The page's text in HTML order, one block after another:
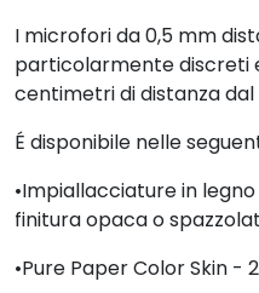
I microfori da 0,5 mm
particolarmente discreti
centimetri di distanza dal
É disponibile nelle
•Impiallacciature in
finitura opaca o
•Pure Paper Color Skin -